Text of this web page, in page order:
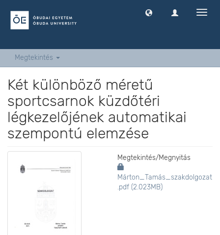
Megtekintés
Két különböző méretű
sportcsarnok küzdőtéri
légkezelőjének automatikai
szempontú elemzése
Megtekintés/Megnyitás
Márton_Tamás_szakdolgozat
.pdf (2.023MB)